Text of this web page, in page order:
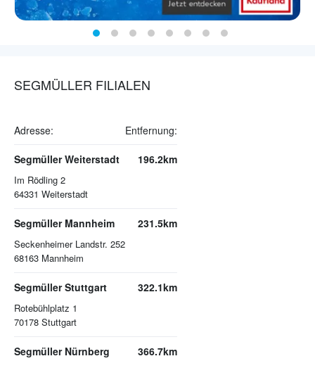
SEGMÜLLER FILIALEN
Adresse: Entfernung:
Segmüller Weiterstadt
Im Rödling 2
64331 Weiterstadt
196.2km
Segmüller Mannheim
Seckenheimer Landstr. 252
68163 Mannheim
231.5km
Segmüller Stuttgart
Rotebühlplatz 1
70178 Stuttgart
322.1km
Segmüller Nürnberg 366.7km